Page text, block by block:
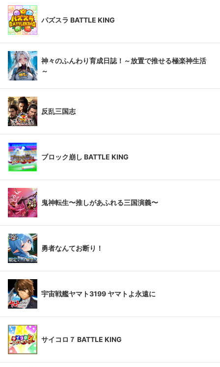
パズスラ BATTLE KING
神々のふんわり育成日誌！～放置で推せる極楽神生活
～
反乱三国志
ブロック崩し BATTLE KING
鬼神転生〜推しがあふれる三国演義〜
勇者なんてお断り！
宇宙戦艦ヤマト3199 ヤマトよ永遠に
サイコロ７ BATTLE KING